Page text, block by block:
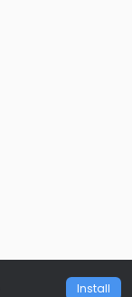
Install